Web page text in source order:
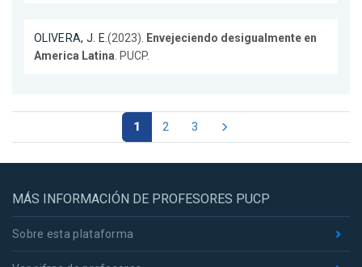
OLIVERA, J. E.(2023). Envejeciendo desigualmente en
America Latina. PUCP.
1 2 3
MÁS INFORMACIÓN DE PROFESORES PUCP
Sobre esta plataforma